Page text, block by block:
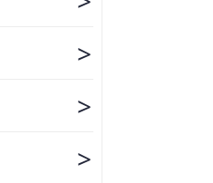
>
>
>